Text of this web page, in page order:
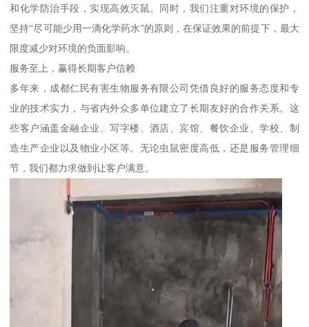
和化学防治手段，实现高效灭鼠。同时，我们注重对环境的保护，
坚持“尽可能少用一滴化学药水”的原则，在保证效果的前提下，最大
限度减少对环境的负面影响。
服务至上，赢得长期客户信赖
多年来，成都仁民有害生物服务有限公司凭借良好的服务态度和专
业的技术实力，与省内外众多单位建立了长期友好的合作关系。这
些客户涵盖金融企业、写字楼、酒店、宾馆、餐饮企业、学校、制
造生产企业以及物业小区等。无论虫鼠密度高低，还是服务管理细
节，我们都力求做到让客户满意。